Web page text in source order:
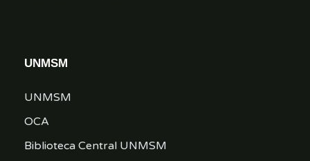
UNMSM
UNMSM
OCA
Biblioteca Central UNMSM